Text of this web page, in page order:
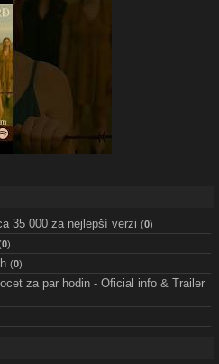
35 000 za nejlepší verzi (0)
0)
(0)
za par hodin - Oficial info & Trailer